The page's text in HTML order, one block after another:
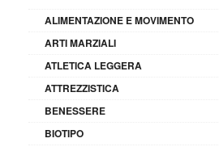
ALIMENTAZIONE E MOVIMENTO
ARTI MARZIALI
ATLETICA LEGGERA
ATTREZZISTICA
BENESSERE
BIOTIPO